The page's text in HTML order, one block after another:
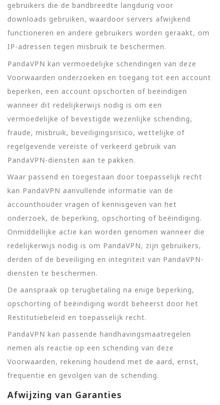
gebruikers die de bandbreedte langdurig voor
downloads gebruiken, waardoor servers afwijkend
functioneren en andere gebruikers worden geraakt, om
IP-adressen tegen misbruik te beschermen.
PandaVPN kan vermoedelijke schendingen van deze
Voorwaarden onderzoeken en toegang tot een account
beperken, een account opschorten of beëindigen
wanneer dit redelijkerwijs nodig is om een
vermoedelijke of bevestigde wezenlijke schending,
fraude, misbruik, beveiligingsrisico, wettelijke of
regelgevende vereiste of verkeerd gebruik van
PandaVPN-diensten aan te pakken.
Waar passend en toegestaan door toepasselijk recht
kan PandaVPN aanvullende informatie van de
accounthouder vragen of kennisgeven van het
onderzoek, de beperking, opschorting of beëindiging.
Onmiddellijke actie kan worden genomen wanneer die
redelijkerwijs nodig is om PandaVPN, zijn gebruikers,
derden of de beveiliging en integriteit van PandaVPN-
diensten te beschermen.
De aanspraak op terugbetaling na enige beperking,
opschorting of beëindiging wordt beheerst door het
Restitutiebeleid en toepasselijk recht.
PandaVPN kan passende handhavingsmaatregelen
nemen als reactie op een schending van deze
Voorwaarden, rekening houdend met de aard, ernst,
frequentie en gevolgen van de schending.
Afwijzing van Garanties